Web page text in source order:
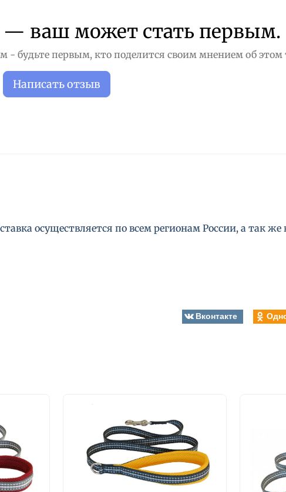
ваш может стать первым.
- будьте первым, кто поделится своим мнением об этом
Написать отзыв
осуществляется по всем регионам России, а так
Вконтакте